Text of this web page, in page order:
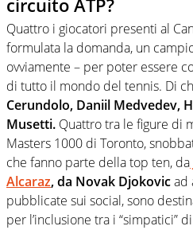
Quattro i giocatori presenti al
formulata la domanda, un
ovviamente – per poter essere
di tutto il mondo del tennis. Di
Cerundolo, Daniil Medvedev,
Musetti. Quattro tra le figure di
Masters 1000 di Toronto,
che fanno parte della top ten, da
Alcaraz, da Novak Djokovicad
pubblicate sui social, sono
per l’inclusione tra i “simpatici”